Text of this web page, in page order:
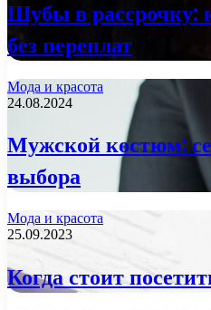
Шубы в рассрочку:
без переплат
Мода и красота
24.08.2024
Мужской костюм:
выбора
Мода и красота
25.09.2023
Когда стоит